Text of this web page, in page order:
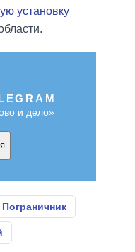
установку
и дело»
Пограничник